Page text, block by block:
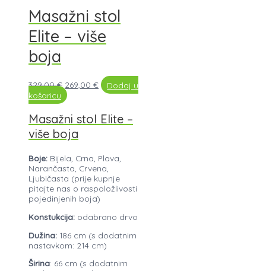
Masažni stol
Elite – više
boja
329,00€ 269,00 €
Dodaj u
košaricu
Masažni stol Elite –
više boja
Boje: Bijela, Crna, Plava,
Narančasta, Crvena,
Ljubičasta (prije kupnje
pitajte nas o raspoložlivosti
pojedinjenih boja)
Konstukcija: odabrano drvo
Dužina: 186 cm (s dodatnim
nastavkom: 214 cm)
Širina: 66 cm (s dodatnim